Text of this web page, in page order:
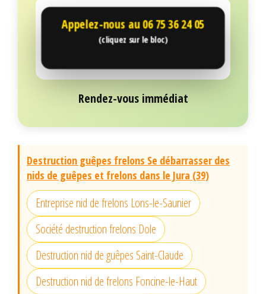
Appelez-nous au06 75 36 24 05
(cliquez sur le bloc)
Rendez-vous immédiat
Destruction guêpes frelons Se débarrasser des
nids de guêpes et frelons dans le Jura (39)
Entreprise nid de frelons Lons-le-Saunier
Société destruction frelons Dole
Destruction nid de guêpes Saint-Claude
Destruction nid de frelons Foncine-le-Haut